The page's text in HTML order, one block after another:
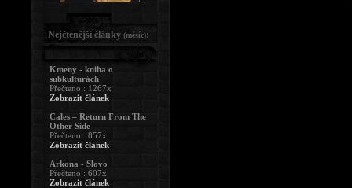
Nejčtenější články (měsíc):
Kmeny - kniha o
subkulturách
Přečteno : 1267x
Zobrazit článek
Cales – Return From The
Other Side
Přečteno : 857x
Zobrazit článek
Arkona - Slovo
Přečteno : 607x
Zobrazit článek